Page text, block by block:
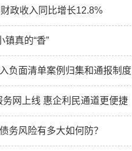
政收入同比增长12.8%
镇真的“香”
负面清单案例归集和通报制度
网上线 惠企利民通道更便捷
务风险有多大如何防？